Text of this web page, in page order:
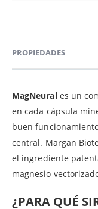
PROPIEDADES
MagNeurales un
en cada cápsula
buen
central. Margan
el ingrediente
magnesio
¿PARA QUÉ